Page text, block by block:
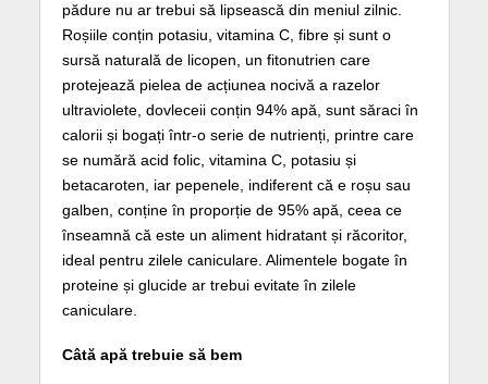
pădure nu ar trebui să lipsească din meniul zilnic.
Roșiile conțin potasiu, vitamina C, fibre și sunt o
sursă naturală de licopen, un fitonutrien care
protejează pielea de acțiunea nocivă a razelor
ultraviolete, dovleceii conțin 94% apă, sunt săraci în
calorii și bogați într-o serie de nutrienți, printre care
se numără acid folic, vitamina C, potasiu și
betacaroten, iar pepenele, indiferent că e roșu sau
galben, conține în proporție de 95% apă, ceea ce
înseamnă că este un aliment hidratant și răcoritor,
ideal pentru zilele caniculare. Alimentele bogate în
proteine și glucide ar trebui evitate în zilele
caniculare.
Câtă apă trebuie să bem